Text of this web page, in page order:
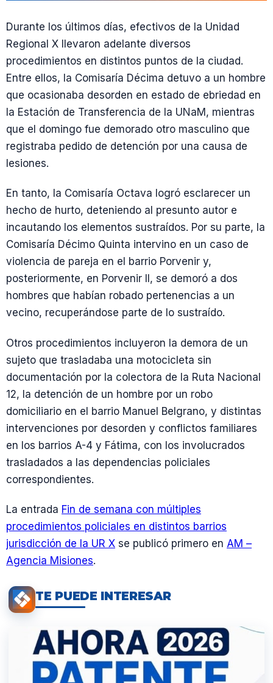
Durante los últimos días, efectivos de la Unidad
Regional X llevaron adelante diversos
procedimientos en distintos puntos de la ciudad.
Entre ellos, la Comisaría Décima detuvo a un hombre
que ocasionaba desorden en estado de ebriedad en
la Estación de Transferencia de la UNaM, mientras
que el domingo fue demorado otro masculino que
registraba pedido de detención por una causa de
lesiones.
En tanto, la Comisaría Octava logró esclarecer un
hecho de hurto, deteniendo al presunto autor e
incautando los elementos sustraídos. Por su parte, la
Comisaría Décimo Quinta intervino en un caso de
violencia de pareja en el barrio Porvenir y,
posteriormente, en Porvenir II, se demoró a dos
hombres que habían robado pertenencias a un
vecino, recuperándose parte de lo sustraído.
Otros procedimientos incluyeron la demora de un
sujeto que trasladaba una motocicleta sin
documentación por la colectora de la Ruta Nacional
12, la detención de un hombre por un robo
domiciliario en el barrio Manuel Belgrano, y distintas
intervenciones por desorden y conflictos familiares
en los barrios A-4 y Fátima, con los involucrados
trasladados a las dependencias policiales
correspondientes.
La entrada Fin de semana con múltiples
procedimientos policiales en distintos barrios
jurisdicción de la UR X se publicó primero en AM –
Agencia Misiones.
TE PUEDE INTERESAR